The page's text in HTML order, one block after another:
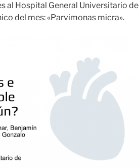
al Hospital General Universitario de
del mes: «Parvimonas micra».